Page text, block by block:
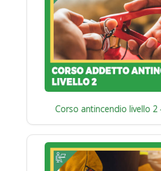
Corso antincendio livello